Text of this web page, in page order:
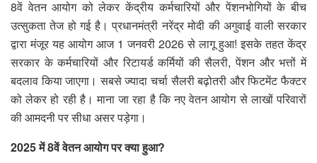
8वें वेतन आयोग को लेकर केंद्रीय कर्मचारियों और पेंशनभोगियों के बीच
उत्सुकता तेज हो गई है। प्रधानमंत्री नरेंद्र मोदी की अगुवाई वाली सरकार
द्वारा मंजूर यह आयोग आज 1 जनवरी 2026 से लागू हुआ! इसके तहत केंद्र
सरकार के कर्मचारियों और रिटायर्ड कर्मियों की सैलरी, पेंशन और भत्तों में
बदलाव किया जाएगा। सबसे ज्यादा चर्चा सैलरी बढ़ोतरी और फिटमेंट फैक्टर
को लेकर हो रही है। माना जा रहा है कि नए वेतन आयोग से लाखों परिवारों
की आमदनी पर सीधा असर पड़ेगा।
2025 में 8वें वेतन आयोग पर क्या हुआ?